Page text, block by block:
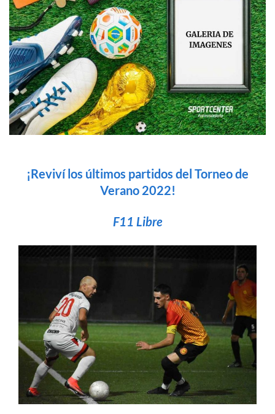
¡Reviví los últimos partidos del Torneo de
Verano 2022!
F11 Libre